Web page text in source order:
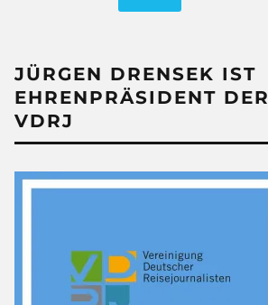
JÜRGEN DRENSEK IST
EHRENPRÄSIDENT DER
VDRJ